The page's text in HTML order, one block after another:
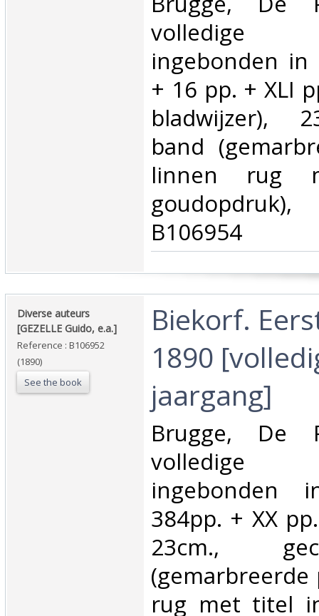
volledige
ingebonden in
+ 16 pp. + XLI
bladwijzer),
band
linnen rug
B106954‎
‎Diverse auteurs
[GEZELLE Guido, e.a.]‎
Reference : B106952
(1890)
See the book
‎Biekorf.
1890
jaargang]‎
‎Brugge, De
volledige
ingebonden
384pp. + XX
23cm.,
rug met titel